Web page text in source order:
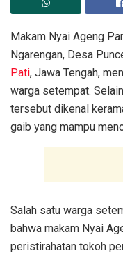
Makam Nyai Ageng
Ngarengan, Desa
Pati, Jawa Tengah,
warga setempat.
tersebut dikenal
gaib yang mampu
Salah satu warga
bahwa makam Nyai
peristirahatan tokoh